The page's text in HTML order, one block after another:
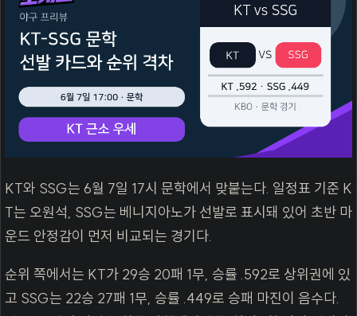
KT와 SSG는 6월 7일 17시 문학에서 맞붙는다. 일정표 기준 K
T는 오원석, SSG는 베니지아노가 선발로 표시돼 있어 초반 마
운드 안정감이 먼저 비교되는 경기다.
순위 쪽에서는 KT가 29승 20패 1무, 승률 .592로 상위권에 있
고 SSG는 22승 27패 1무, 승률 .449로 승패 마진이 음수다.